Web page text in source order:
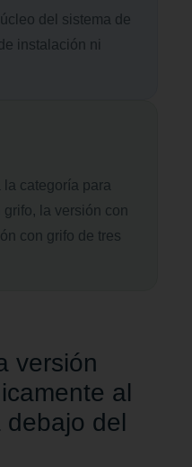
del sistema de
instalación ni
categoría para
la versión con
con grifo de tres
versión
al
debajo del